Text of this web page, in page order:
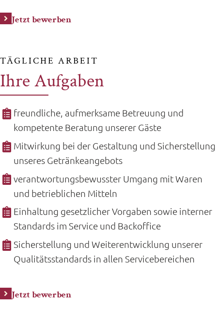
Jetzt bewerben
TÄGLICHE ARBEIT
Ihre Aufgaben
freundliche, aufmerksame Betreuung und
kompetente Beratung unserer Gäste
Mitwirkung bei der Gestaltung und Sicherstellung
unseres Getränkeangebots
verantwortungsbewusster Umgang mit Waren
und betrieblichen Mitteln
Einhaltung gesetzlicher Vorgaben sowie interner
Standards im Service und Backoffice
Sicherstellung und Weiterentwicklung unserer
Qualitätsstandards in allen Servicebereichen
Jetzt bewerben